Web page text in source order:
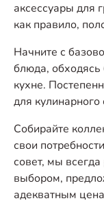
аксессуары для
как правило,
Начните с
блюда, обходясь
кухне.
для
Собирайте
свои
совет, мы
выбором,
адекватным